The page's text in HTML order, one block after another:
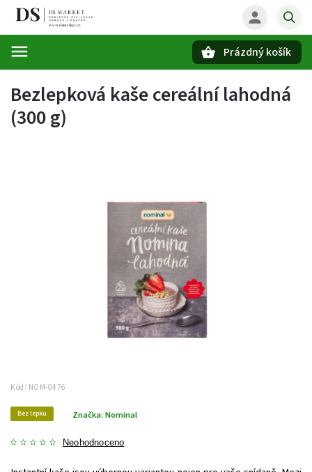
Prázdný košík
Bezlepková kaše cereální lahodná
(300 g)
Kód: NOM-0476
Bez lepku
Neohodnoceno
Značka: Nominal